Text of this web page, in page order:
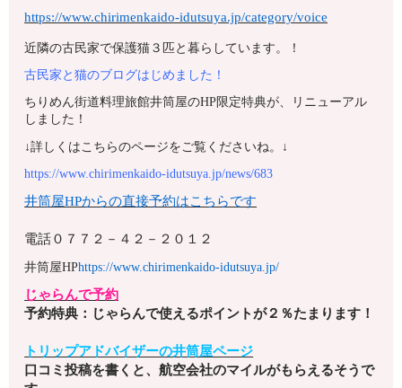
https://www.chirimenkaido-idutsuya.jp/category/voice
近隣の古民家で保護猫３匹と暮らしています。！
古民家と猫のブログはじめました！
ちりめん街道料理旅館井筒屋のHP限定特典が、リニューアル
しました！
↓詳しくはこちらのページをご覧くださいね。↓
https://www.chirimenkaido-idutsuya.jp/news/683
井筒屋HPからの直接予約はこちらです
電話０７７２－４２－２０１２
井筒屋HPhttps://www.chirimenkaido-idutsuya.jp/
じゃらんで予約
予約特典：じゃらんで使えるポイントが２％たまります！
トリップアドバイザーの井筒屋ページ
口コミ投稿を書くと、航空会社のマイルがもらえるそうで